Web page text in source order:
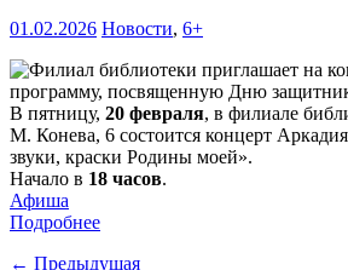
01.02.2026 Новости, 6+
В пятницу, 20 февраля, в филиале
М. Конева, 6 состоится концерт
звуки, краски Родины моей».
Начало в 18 часов.
Афиша
Подробнее
← Предыдущая